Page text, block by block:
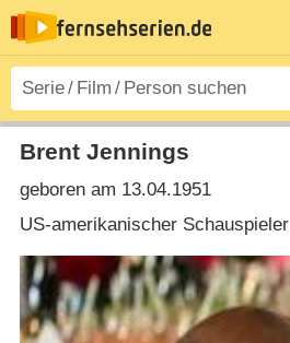
Brent Jennings
geboren am 13.04.1951
US-amerikanischer Schauspieler